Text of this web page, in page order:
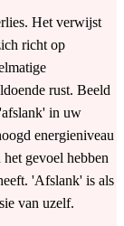
Het verwijst
richt op
rust. Beeld
in uw
energieniveau
gevoel hebben
'Afslank' is als
van uzelf.